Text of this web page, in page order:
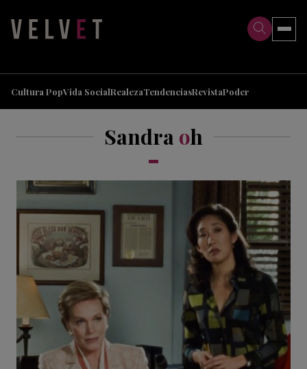
Cultura PopVida SocialRealezaTendenciasRevistaPoder
Sandra oh